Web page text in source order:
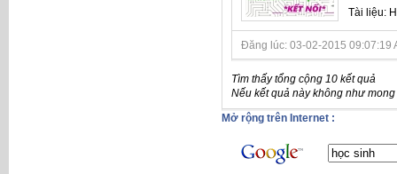
Tài liệu:
Đăng lúc: 03-02-2015 09:07:19
Tìm thấy tổng cộng 10 kết quả
Nếu kết quả này không như
Mở rộng trên Internet :